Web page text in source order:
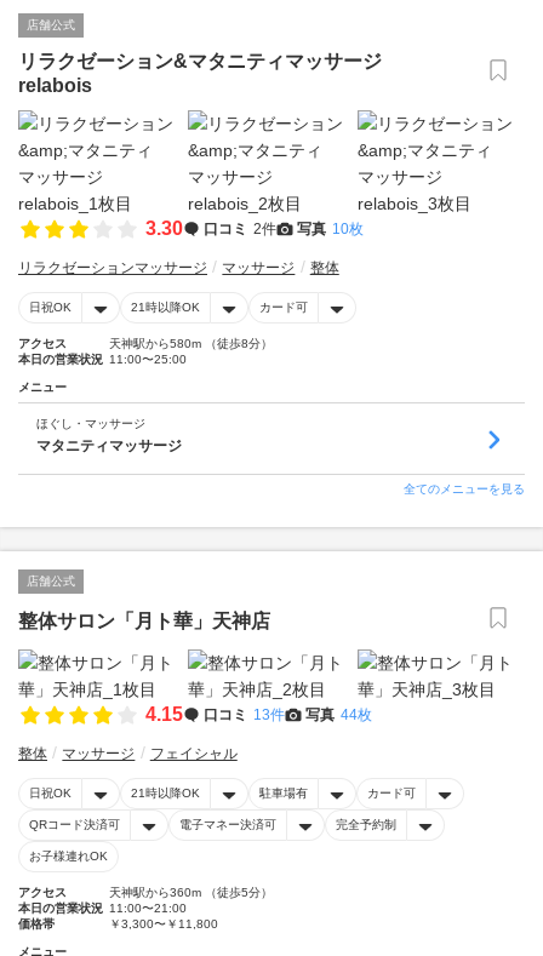
店舗公式
リラクゼーション&マタニティマッサージ
relabois
3.30 口コミ 2件 写真 10枚
リラクゼーションマッサージ マッサージ 整体
日祝OK 21時以降OK カード可
アクセス
天神駅から580m （徒歩8分）
本日の営業状況 11:00〜25:00
メニュー
ほぐし・マッサージ
マタニティマッサージ
全てのメニューを見る
店舗公式
整体サロン「月ト華」天神店
4.15 口コミ 13件 写真 44枚
整体 マッサージ フェイシャル
日祝OK 21時以降OK 駐車場有 カード可
QRコード決済可 電子マネー決済可 完全予約制
お子様連れOK
アクセス
天神駅から360m （徒歩5分）
本日の営業状況 11:00〜21:00
価格帯
￥3,300〜￥11,800
メニュー